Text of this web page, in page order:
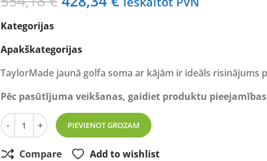
554,18 €.
Kategorijas
Apakškategorijas
TaylorMade jaunā golfa soma ar kājām ir ideāls risinājums
Pēc pasūtījuma veikšanas, gaidiet produktu
-
Taylor Made Tour Stand Bag golfa soma daudzums
+ PIEVIENOT GROZAM
Compare Add to wishlist